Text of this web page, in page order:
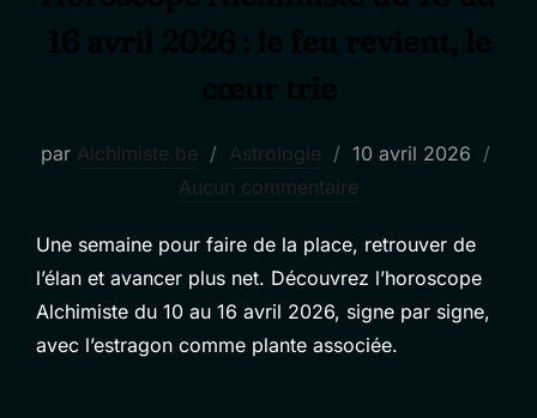
par Alchimiste.be Astrologie
Publié
le
10 avril 2026
Aucun commentaire
Une semaine pour faire de la place, retrouver de
l’élan et avancer plus net. Découvrez l’horoscope
Alchimiste du 10 au 16 avril 2026, signe par signe,
avec l’estragon comme plante associée.